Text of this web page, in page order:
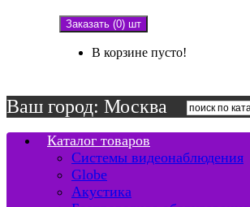
Заказать (0) шт
В корзине пусто!
Ваш город: Москва
Каталог товаров
Системы видеонаблюдения
Globe
Акустика